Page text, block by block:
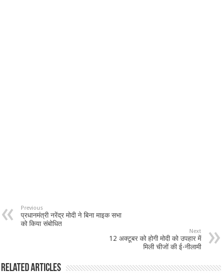
Previous
प्रधानमंत्री नरेंद्र मोदी ने बिना माइक सभा
को किया संबोधित
Next
12 अक्टूबर को होगी मोदी को उपहार में
मिली चीजों की ई-नीलामी
Related Articles